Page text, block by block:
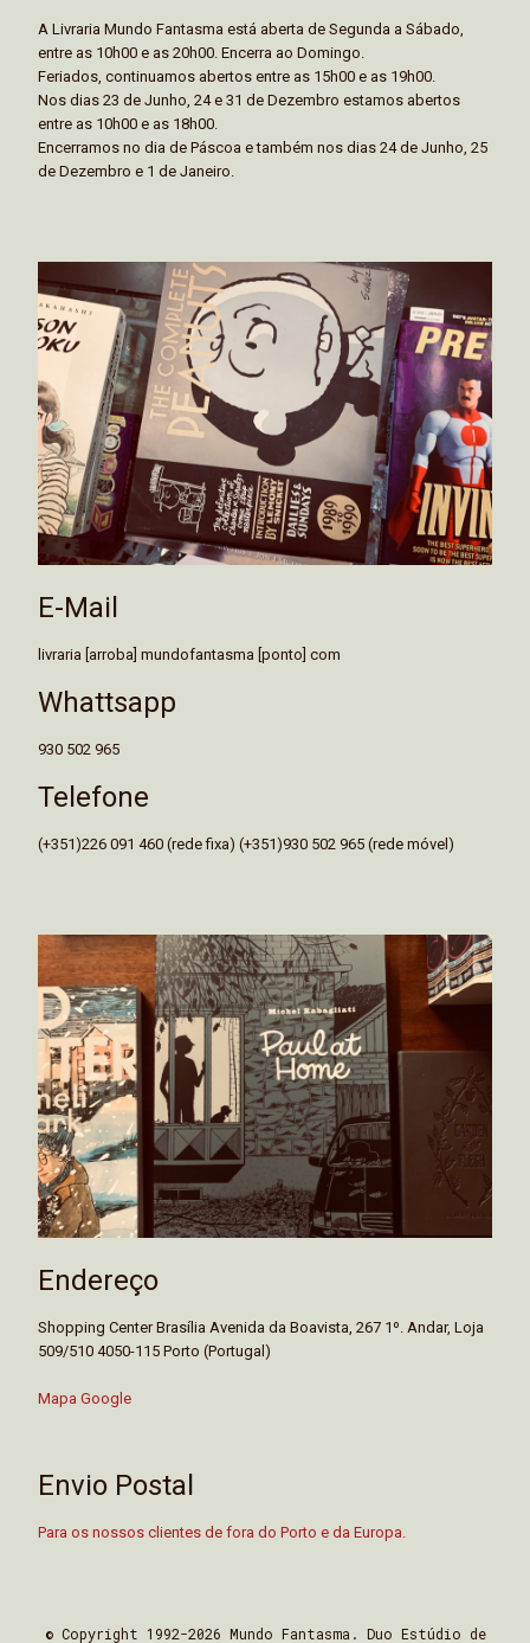
A Livraria Mundo Fantasma está aberta de Segunda a Sábado,
entre as 10h00 e as 20h00. Encerra ao Domingo.
Feriados, continuamos abertos entre as 15h00 e as 19h00.
Nos dias 23 de Junho, 24 e 31 de Dezembro estamos abertos
entre as 10h00 e as 18h00.
Encerramos no dia de Páscoa e também nos dias 24 de Junho, 25
de Dezembro e 1 de Janeiro.
E-Mail
livraria [arroba] mundofantasma [ponto] com
Whattsapp
930 502 965
Telefone
(+351)226 091 460 (rede fixa) (+351)930 502 965 (rede móvel)
Endereço
Shopping Center Brasília Avenida da Boavista, 267 1º. Andar, Loja
509/510 4050-115 Porto (Portugal)
Mapa Google
Envio Postal
Para os nossos clientes de fora do Porto e da Europa.
© Copyright 1992-2026 Mundo Fantasma. Duo Estúdio de